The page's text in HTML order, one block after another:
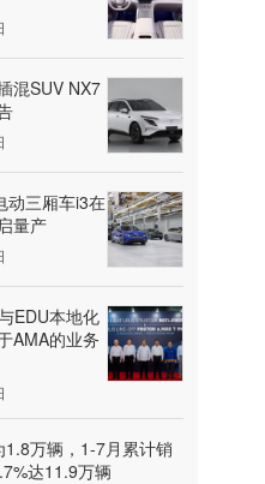
混SUV NX7
动三厢车i3在
量产
EDU本地化
AMA的业务
万辆，1-7月累计销
达11.9万辆